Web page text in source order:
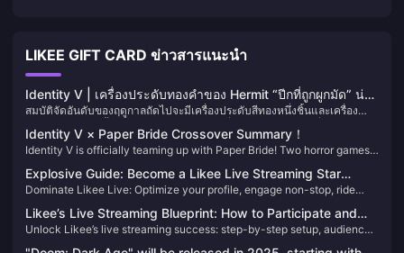
LIKEE GIFT CARD ข่าวสารแนะนำ
Identity V | เครื่องประดับทองคำของ Hermit “ปีกที่ถูกผูกมัด” น่า
พึงพอใจเกินไป — ตอนนี้เขาคือเจ้าชายน้ำแข็ง!
สมบัติจัดอันดับของฤดูกาลถัดไปจะมีเครื่องประดับสีทองหนึ่งชิ้นและเครื่อง
มาพร้อมกับเอฟเฟกต์พิเศษเมื่อโจมตี, ก้าวเดิน, เส้นเชื่อมต่อ และการฟื้น
คืนชีพ!
Identity V × Paper Bride Crossover Summary！
Identity V is officially teaming up with Paper Bride! Two horror games
collide?
Explosive Guide: Become a Likee Live Streaming Star
Overnight with Simple and Direct Techniques!
Dominate Likee Live: Optimize your profile, engage non-stop, ride
Likee’s Live Streaming Blueprint: How to Participate and
Become a High-Earning Creator
Unlock Likee’s live streaming success: step-by-step setup, audience-